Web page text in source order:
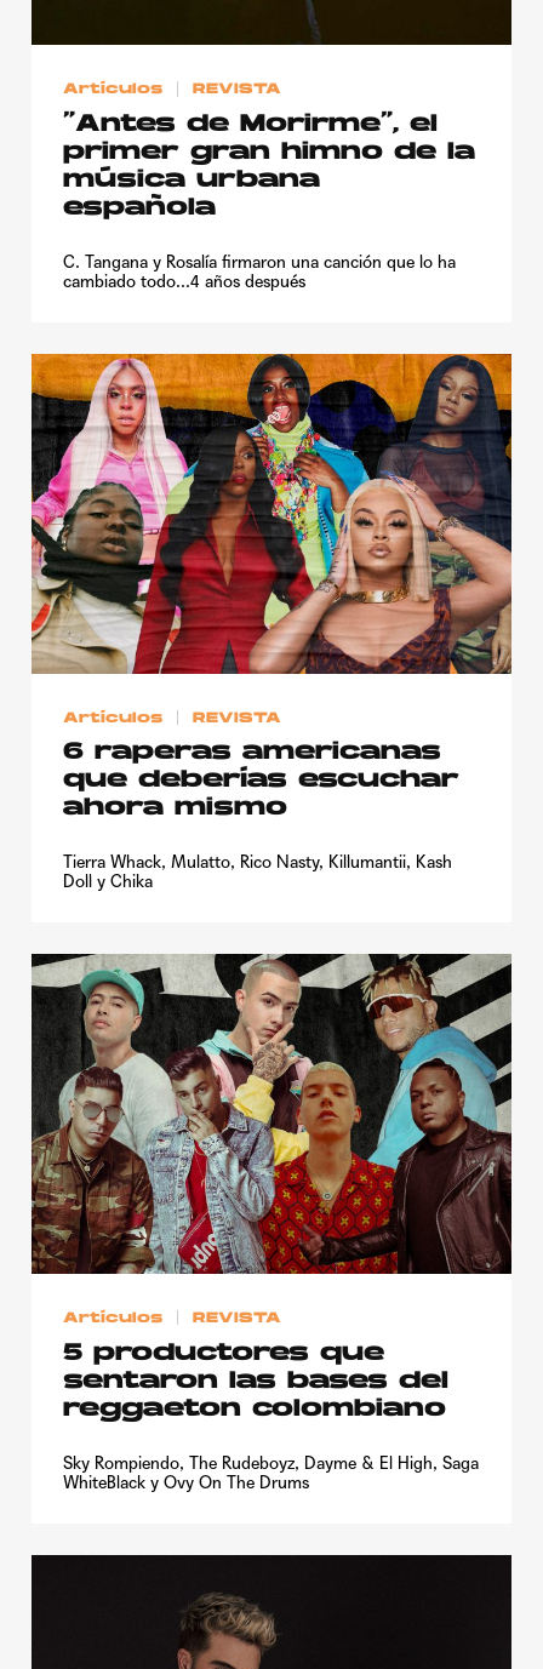
Artículos REVISTA
“Antes de Morirme”, el
primer gran himno de la
música urbana
española
C. Tangana y Rosalía firmaron una canción que lo ha
cambiado todo...4 años después
Artículos REVISTA
6 raperas americanas
que deberías escuchar
ahora mismo
Tierra Whack, Mulatto, Rico Nasty, Killumantii, Kash
Doll y Chika
Artículos REVISTA
5 productores que
sentaron las bases del
reggaeton colombiano
Sky Rompiendo, The Rudeboyz, Dayme & El High, Saga
WhiteBlack y Ovy On The Drums